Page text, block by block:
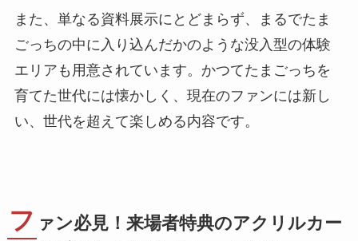
また、単なる資料展示にとどまらず、まるでたま
ごっちの中に入り込んだかのような没入型の体験
エリアも用意されています。かつてたまごっちを
育てた世代には懐かしく、現在のファンには新し
い、世代を超えて楽しめる内容です。
フ ァン必見！来場者特典のアクリルカー